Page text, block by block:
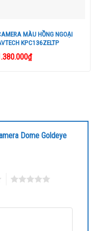
MÀU HỒNG NGOẠI
KPC136ZELTP
₫
Dome Goldeye